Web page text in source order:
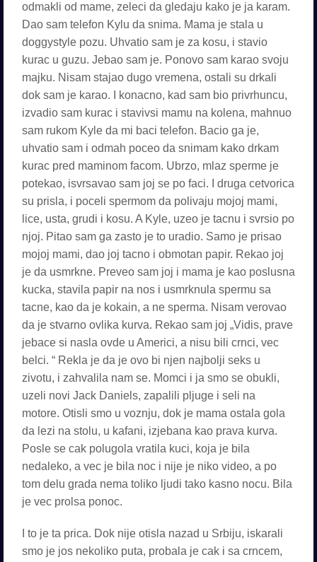
odmakli od mame, zeleci da gledaju kako je ja karam.
Dao sam telefon Kylu da snima. Mama je stala u
doggystyle pozu. Uhvatio sam je za kosu, i stavio
kurac u guzu. Jebao sam je. Ponovo sam karao svoju
majku. Nisam stajao dugo vremena, ostali su drkali
dok sam je karao. I konacno, kad sam bio privrhuncu,
izvadio sam kurac i stavivsi mamu na kolena, mahnuo
sam rukom Kyle da mi baci telefon. Bacio ga je,
uhvatio sam i odmah poceo da snimam kako drkam
kurac pred maminom facom. Ubrzo, mlaz sperme je
potekao, isvrsavao sam joj se po faci. I druga cetvorica
su prisla, i poceli spermom da polivaju mojoj mami,
lice, usta, grudi i kosu. A Kyle, uzeo je tacnu i svrsio po
njoj. Pitao sam ga zasto je to uradio. Samo je prisao
mojoj mami, dao joj tacno i obmotan papir. Rekao joj
je da usmrkne. Preveo sam joj i mama je kao poslusna
kucka, stavila papir na nos i usmrknula spermu sa
tacne, kao da je kokain, a ne sperma. Nisam verovao
da je stvarno ovlika kurva. Rekao sam joj „Vidis, prave
jebace si nasla ovde u Americi, a nisu bili crnci, vec
belci. “ Rekla je da je ovo bi njen najbolji seks u
zivotu, i zahvalila nam se. Momci i ja smo se obukli,
uzeli novi Jack Daniels, zapalili pljuge i seli na
motore. Otisli smo u voznju, dok je mama ostala gola
da lezi na stolu, u kafani, izjebana kao prava kurva.
Posle se cak polugola vratila kuci, koja je bila
nedaleko, a vec je bila noc i nije je niko video, a po
tom delu grada nema toliko ljudi tako kasno nocu. Bila
je vec prolsa ponoc.
I to je ta prica. Dok nije otisla nazad u Srbiju, iskarali
smo je jos nekoliko puta, probala je cak i sa crncem,